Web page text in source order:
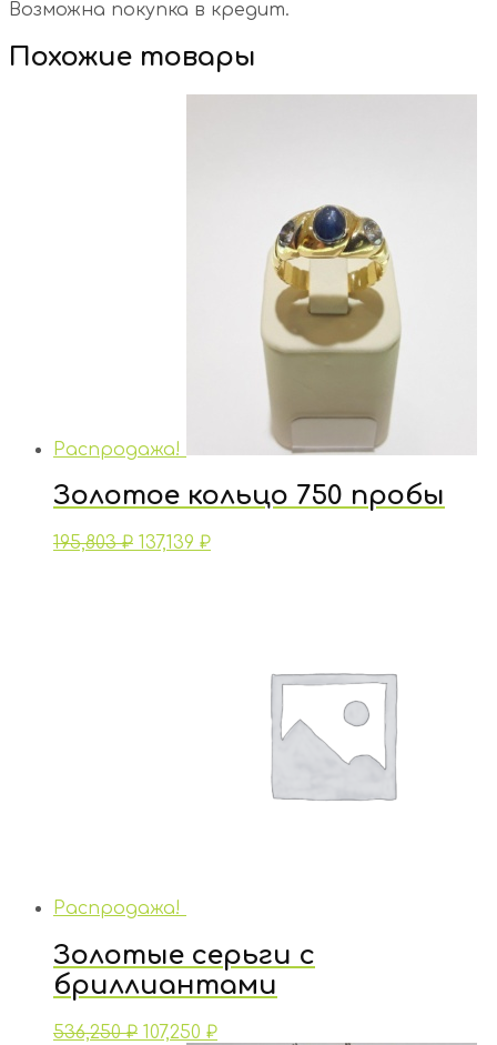
Возможна покупка в кредит.
Похожие товары
Распродажа!
Золотое кольцо 750 пробы
195,803₽ 137,139 ₽
Распродажа!
Золотые серьги с
бриллиантами
536,250₽ 107,250 ₽